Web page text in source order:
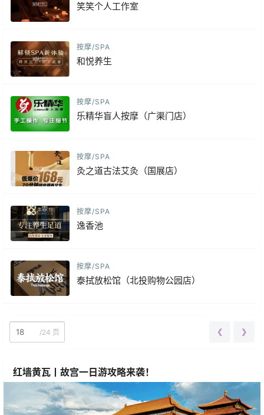
笑笑个人工作室
按摩/SPA
和悦养生
按摩/SPA
乐精华盲人按摩（广渠门店）
按摩/SPA
灸之道古法艾灸（国展店）
按摩/SPA
逸香池
按摩/SPA
泰拭放松馆（北投购物公园店）
/24 页 ❮ ❯
红墙黄瓦丨故宫一日游攻略来袭！